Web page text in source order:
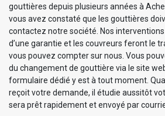
gouttières depuis plusieurs années à
vous avez constaté que les gouttières
contactez notre société. Nos
d’une garantie et les couvreurs feront le
vous pouvez compter sur nous. Vous
du changement de gouttière via le site
formulaire dédié y est à tout moment.
reçoit votre demande, il étudie aussitôt
sera prêt rapidement et envoyé par